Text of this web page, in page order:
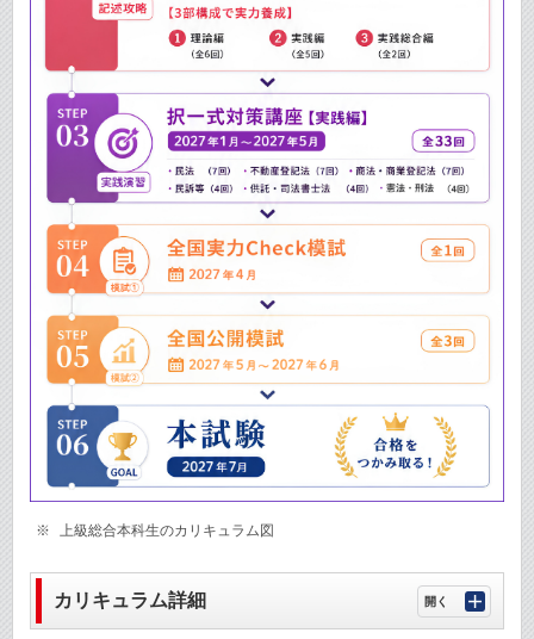
上級総合本科生のカリキュラム図
カリキュラム詳細